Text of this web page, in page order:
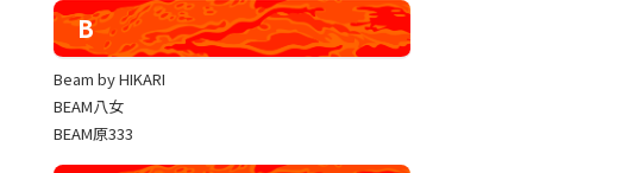
YUKO LUCKY×FACE 共闘取材
ヴァルヴレイヴ編集部一斉調査
三共闘取材
熊本の陣
B
Beam by HIKARI
BEAM八女
BEAM原333